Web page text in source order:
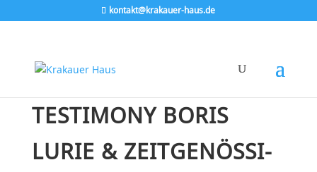
kontakt@krakauer-haus.de
TESTIMONY BORIS
LURIE & ZEIT­GE­NÖS­SI­